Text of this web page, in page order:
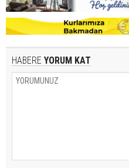
HABERE YORUM KAT